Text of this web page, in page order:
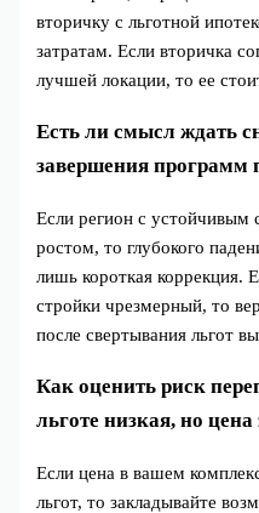
вторичку с льготной
затратам. Если вторичка
лучшей локации, то ее
Есть ли смысл ждать
завершения программ
Если регион с
ростом, то глубокого
лишь короткая коррекция.
стройки чрезмерный, то
после свертывания льгот
Как оценить риск
льготе низкая, но
Если цена в вашем
льгот, то закладывайте